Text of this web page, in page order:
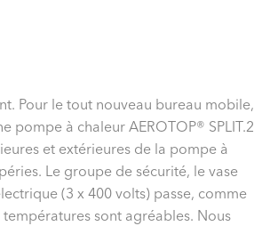
Pour le tout nouveau bureau mobile,
pompe à chaleur AEROTOP® SPLIT.2
et extérieures de la pompe à
Le groupe de sécurité, le vase
(3 x 400 volts) passe, comme
sont agréables. Nous